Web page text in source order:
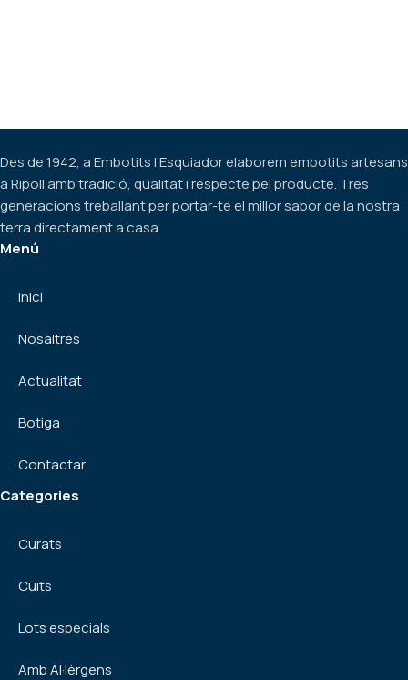
Des de 1942, a Embotits l’Esquiador elaborem embotits artesans
a Ripoll amb tradició, qualitat i respecte pel producte. Tres
generacions treballant per portar-te el millor sabor de la nostra
terra directament a casa.
Menú
Inici
Nosaltres
Actualitat
Botiga
Contactar
Categories
Curats
Cuits
Lots especials
Amb Al·lèrgens